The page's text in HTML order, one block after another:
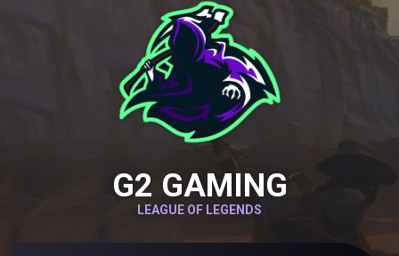
G2 GAMING
LEAGUE OF LEGENDS